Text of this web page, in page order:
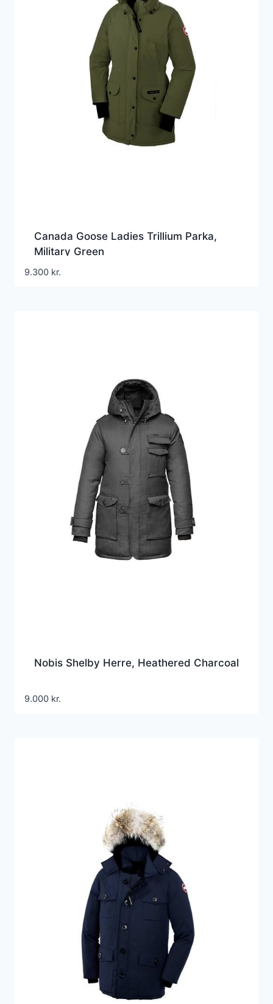
Canada Goose Ladies Trillium Parka,
Military Green
9.300 kr.
Nobis Shelby Herre, Heathered Charcoal
9.000 kr.